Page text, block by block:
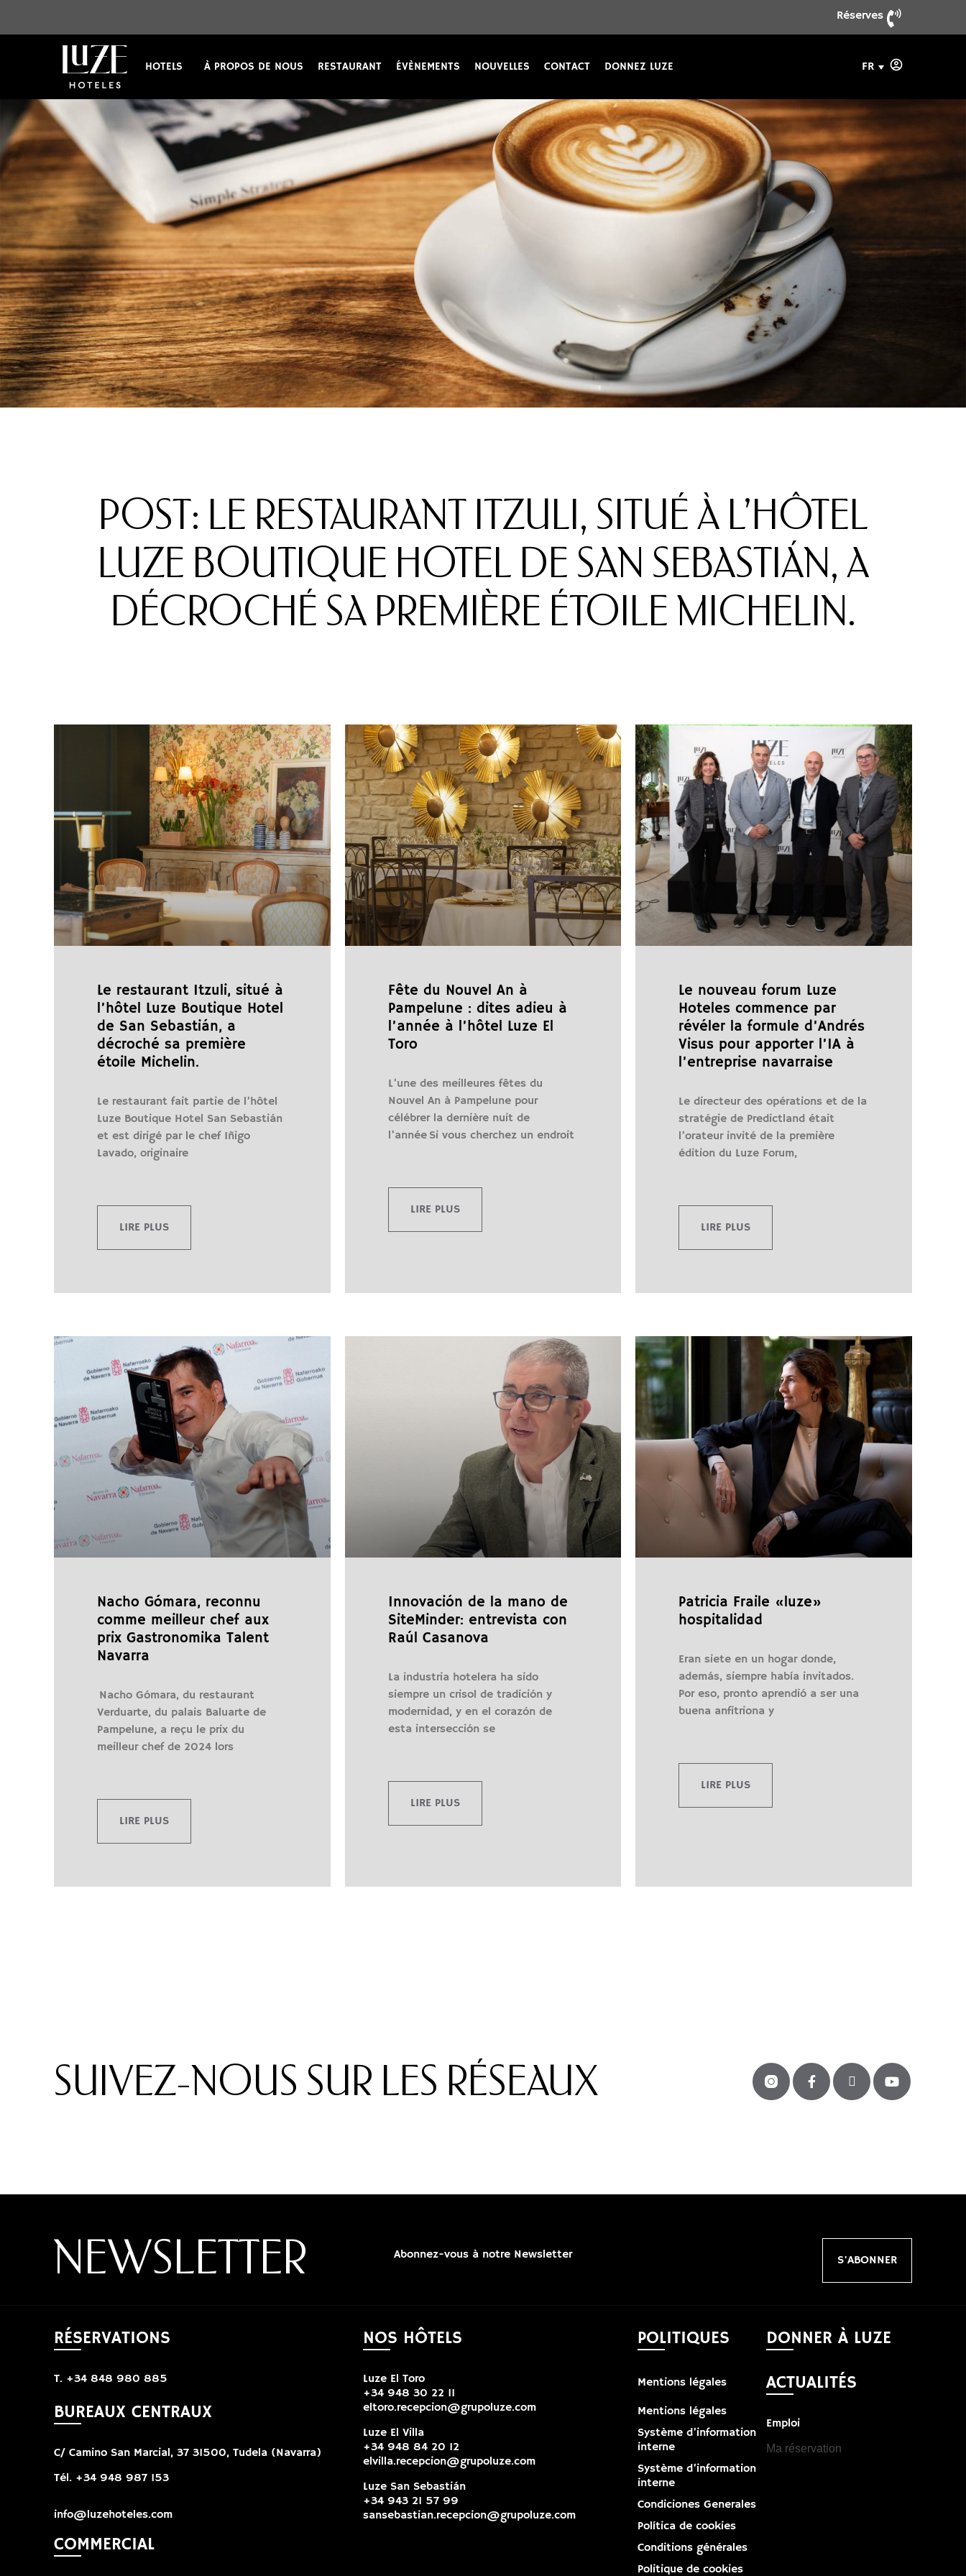
Réserves
HOTELS À PROPOS DE NOUS RESTAURANT ÉVÈNEMENTS NOUVELLES CONTACT DONNEZ LUZE FR
POST: LE RESTAURANT ITZULI, SITUÉ À L’HÔTEL
LUZE BOUTIQUE HOTEL DE SAN SEBASTIÁN, A
DÉCROCHÉ SA PREMIÈRE ÉTOILE MICHELIN.
Le restaurant Itzuli, situé à
l’hôtel Luze Boutique Hotel
de San Sebastián, a
décroché sa première
étoile Michelin.
Le restaurant fait partie de l’hôtel
Luze Boutique Hotel San Sebastián
et est dirigé par le chef Iñigo
Lavado, originaire
LIRE PLUS
Fête du Nouvel An à
Pampelune : dites adieu à
l’année à l’hôtel Luze El
Toro
L’une des meilleures fêtes du
Nouvel An à Pampelune pour
célébrer la dernière nuit de
l’année Si vous cherchez un endroit
LIRE PLUS
Le nouveau forum Luze
Hoteles commence par
révéler la formule d’Andrés
Visus pour apporter l’IA à
l’entreprise navarraise
Le directeur des opérations et de la
stratégie de Predictland était
l’orateur invité de la première
édition du Luze Forum,
LIRE PLUS
Nacho Gómara, reconnu
comme meilleur chef aux
prix Gastronomika Talent
Navarra
Nacho Gómara, du restaurant
Verduarte, du palais Baluarte de
Pampelune, a reçu le prix du
meilleur chef de 2024 lors
LIRE PLUS
Innovación de la mano de
SiteMinder: entrevista con
Raúl Casanova
La industria hotelera ha sido
siempre un crisol de tradición y
modernidad, y en el corazón de
esta intersección se
LIRE PLUS
Patricia Fraile «luze»
hospitalidad
Eran siete en un hogar donde,
además, siempre había invitados.
Por eso, pronto aprendió a ser una
buena anfitriona y
LIRE PLUS
SUIVEZ-NOUS SUR LES RÉSEAUX
NEWSLETTER Abonnez-vous à notre Newsletter S'ABONNER
RÉSERVATIONS
T. +34 848 980 885
BUREAUX CENTRAUX
C/ Camino San Marcial, 37 31500, Tudela (Navarra)
Tél. +34 948 987 153
info@luzehoteles.com
COMMERCIAL
NOS HÔTELS
Luze El Toro
+34 948 30 22 11
eltoro.recepcion@grupoluze.com
Luze El Villa
+34 948 84 20 12
elvilla.recepcion@grupoluze.com
Luze San Sebastián
+34 943 21 57 99
sansebastian.recepcion@grupoluze.com
POLITIQUES
Mentions légales
Mentions légales
Système d’information
interne
Système d’information
interne
Condiciones Generales
Política de cookies
Conditions générales
Politique de cookies
DONNER À LUZE
ACTUALITÉS
Emploi
Ma réservation